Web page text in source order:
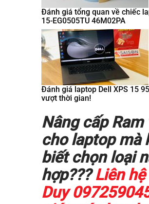
Đánh giá tổng quan về chiếc
15-EG0505TU 46M02PA
Đánh giá laptop Dell XPS 15
vượt thời gian!
Nâng cấp Ram
cho laptop mà
biết chọn loại
hợp???Liên hệ
Duy